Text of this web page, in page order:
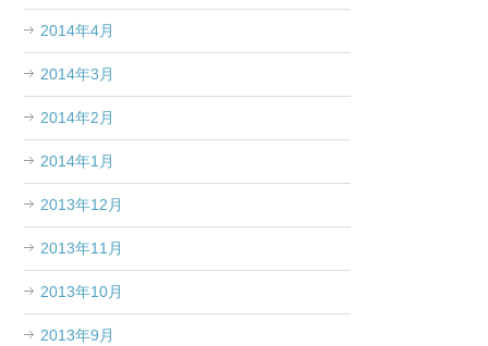
2014年4月
2014年3月
2014年2月
2014年1月
2013年12月
2013年11月
2013年10月
2013年9月